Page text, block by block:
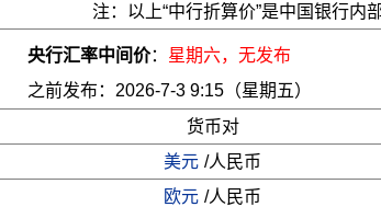
注：以上“中行折算价”是中国银行内
央行汇率中间价： 星期六，无发布
之前发布：2026-7-3 9:15（星期五）
货币对
美元 /人民币
欧元 /人民币